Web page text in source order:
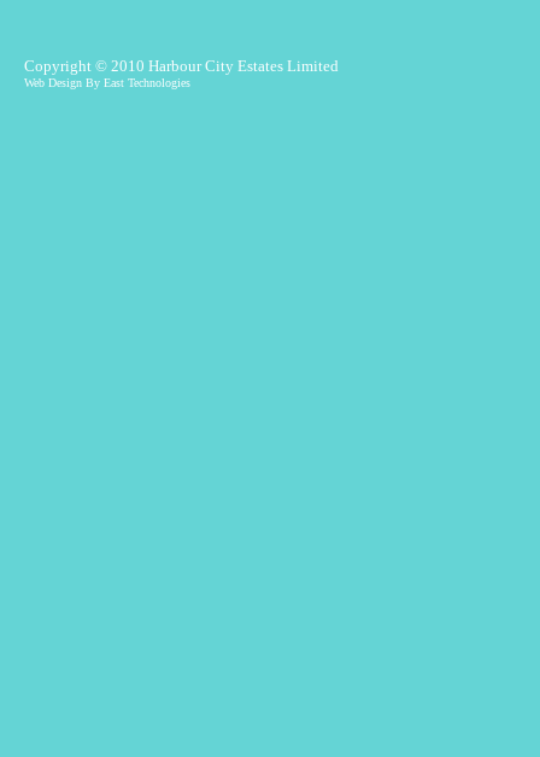
Copyright © 2010 Harbour City Estates Limited
Web Design By East Technologies